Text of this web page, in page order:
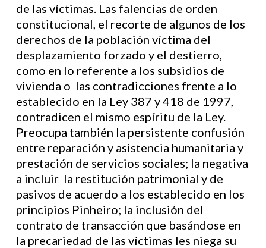
de las víctimas. Las falencias de orden
constitucional, el recorte de algunos de los
derechos de la población víctima del
desplazamiento forzado y el destierro,
como en lo referente a los subsidios de
vivienda o las contradicciones frente a lo
establecido en la Ley 387 y 418 de 1997,
contradicen el mismo espíritu de la Ley.
Preocupa también la persistente confusión
entre reparación y asistencia humanitaria y
prestación de servicios sociales; la negativa
a incluir la restitución patrimonial y de
pasivos de acuerdo a los establecido en los
principios Pinheiro; la inclusión del
contrato de transacción que basándose en
la precariedad de las víctimas les niega su